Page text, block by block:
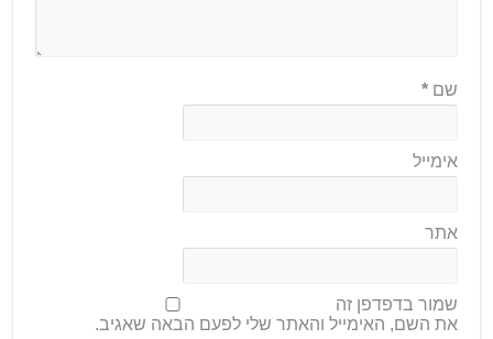
שם*
אימייל
אתר
שמור בדפדפן זה
את השם, האימייל והאתר שלי לפעם הבאה שאגיב.